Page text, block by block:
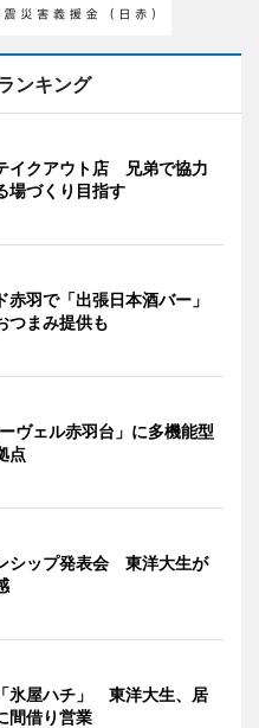
ンキング
イクアウト店 兄弟で協力
場づくり目指す
赤羽で「出張日本酒バー」
つまみ提供も
ヴェル赤羽台」に多機能型
点
シップ発表会 東洋大生が
氷屋ハチ」 東洋大生、居
間借り営業